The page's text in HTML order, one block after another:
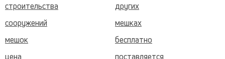
строительства
других
сооружений
мешках
мешок
бесплатно
цена
поставляется